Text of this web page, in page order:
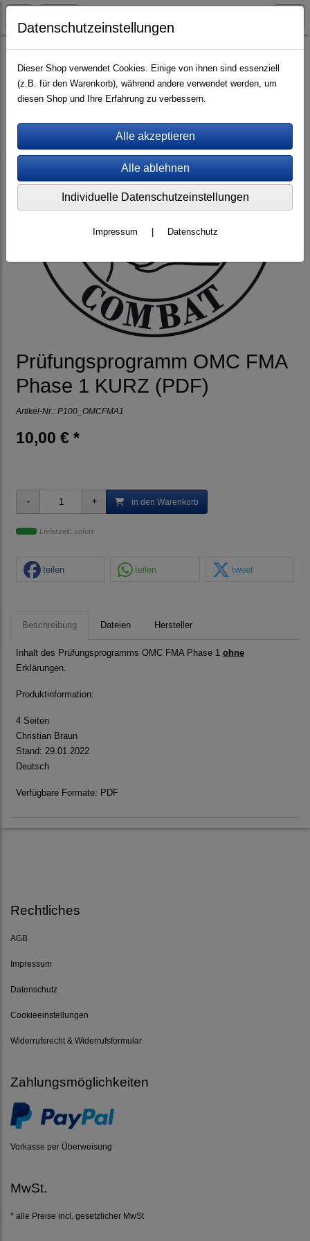
Prüfungsprogramme (PDF)
Prüfungsprogramm OMC FMA
Phase 1 KURZ (PDF)
Artikel-Nr.: P100_OMCFMA1
10,00 € *
in den Warenkorb
Lieferzeit: sofort
teilen teilen tweet
Beschreibung Dateien Hersteller
Inhalt des Prüfungsprogramms OMC FMA Phase 1 ohne
Erklärungen.
Produktinformation:
4 Seiten
Christian Braun
Stand: 29.01.2022
Deutsch
Verfügbare Formate: PDF
Rechtliches
AGB
Impressum
Datenschutz
Cookieeinstellungen
Widerrufsrecht & Widerrufsformular
Zahlungsmöglichkeiten
Vorkasse per Überweisung
MwSt.
* alle Preise incl. gesetzlicher MwSt
Datenschutzeinstellungen
Dieser Shop verwendet Cookies. Einige von ihnen sind essenziell
(z.B. für den Warenkorb), während andere verwendet werden, um
diesen Shop und Ihre Erfahrung zu verbessern.
Individuelle Datenschutzeinstellungen
Impressum Datenschutz